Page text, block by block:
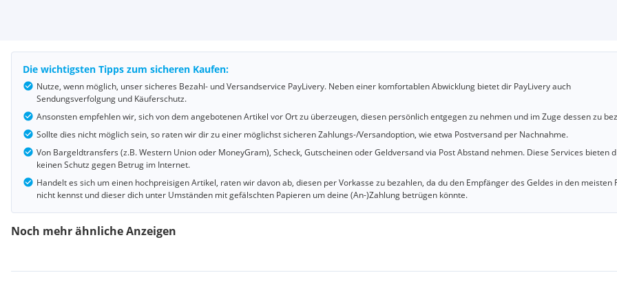
Die wichtigsten Tipps zum sicheren Kaufen:
Nutze, wenn möglich, unser sicheres Bezahl- und Versandservice PayLivery. Neben einer komfortablen Abwicklung bietet dir PayLivery auch
Sendungsverfolgung und Käuferschutz.
Ansonsten empfehlen wir, sich von dem angebotenen Artikel vor Ort zu überzeugen, diesen persönlich entgegen zu nehmen und im Zuge dessen zu
Sollte dies nicht möglich sein, so raten wir dir zu einer möglichst sicheren Zahlungs-/Versandoption, wie etwa Postversand per Nachnahme.
Von Bargeldtransfers (z.B. Western Union oder MoneyGram), Scheck, Gutscheinen oder Geldversand via Post Abstand nehmen. Diese Services bieten
keinen Schutz gegen Betrug im Internet.
Handelt es sich um einen hochpreisigen Artikel, raten wir davon ab, diesen per Vorkasse zu bezahlen, da du den Empfänger des Geldes in den meisten
nicht kennst und dieser dich unter Umständen mit gefälschten Papieren um deine (An-)Zahlung betrügen könnte.
Noch mehr ähnliche Anzeigen